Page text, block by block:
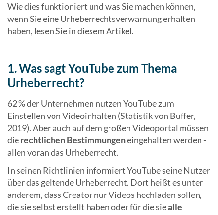
Wie dies funktioniert und was Sie machen können,
wenn Sie eine Urheberrechtsverwarnung erhalten
haben, lesen Sie in diesem Artikel.
1. Was sagt YouTube zum Thema
Urheberrecht?
62 % der Unternehmen nutzen YouTube zum
Einstellen von Videoinhalten (Statistik von Buffer,
2019). Aber auch auf dem großen Videoportal müssen
dierechtlichen Bestimmungeneingehalten werden -
allen voran das Urheberrecht.
In seinen Richtlinien informiert YouTube seine Nutzer
über das geltende Urheberrecht. Dort heißt es unter
anderem, dass Creator nur Videos hochladen sollen,
die sie selbst erstellt haben oder für die siealle